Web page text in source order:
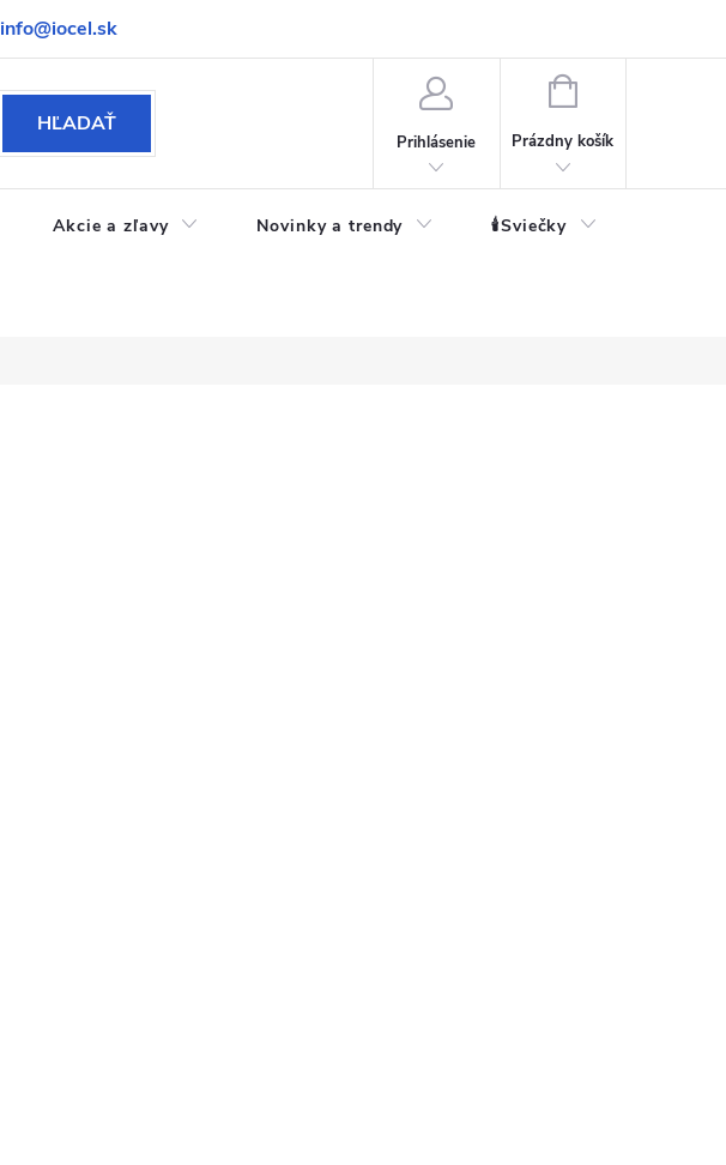
info@iocel.sk
Obľúbené Bezpečnostné informácie
HĽADAŤ
Prihlásenie
NÁKUPNÝ
Prázdny košík
Akcie a zľavy Novinky a trendy 🕯️Sviečky